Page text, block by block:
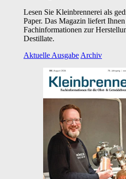
Lesen Sie Kleinbrennerei als
Paper. Das Magazin liefert
Fachinformationen zur
Destillate.
Aktuelle Ausgabe Archiv